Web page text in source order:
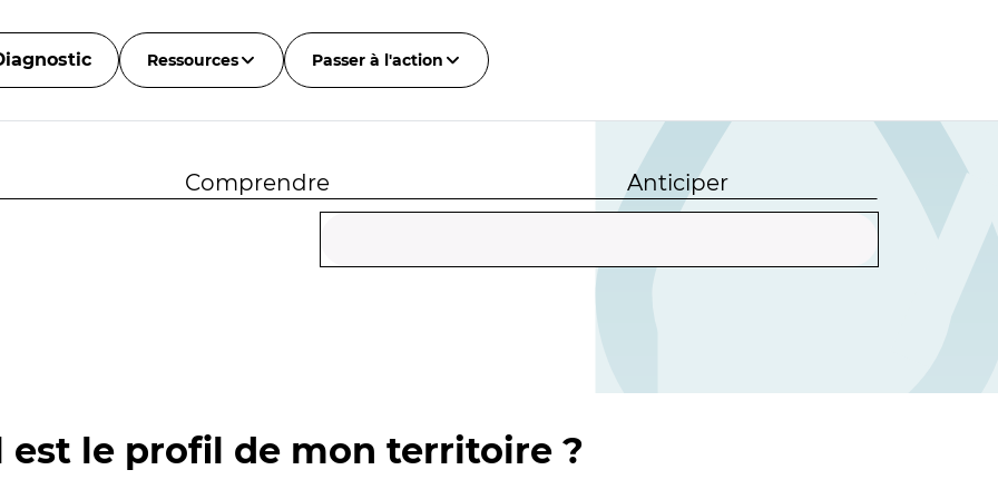
Ressources Passer à l'action
Comprendre Anticiper
est le profil de mon territoire ?